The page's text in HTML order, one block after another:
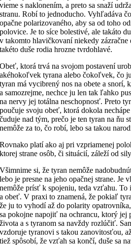
vieme s naklonením, a preto sa snaží
stranu. Robí to jednoducho. Vyhľadáva
opačne polarizovaného, aby sa od toho
polovice. Je to síce bolestivé, ale takáto
v takomto hlavičkovaní niekedy zázračne
takéto duše rodia hrozne tvrdohlavé.
Obeť, ktorá trvá na svojom postavení
akéhokoľvek tyrana alebo čokoľvek, čo
tyran má vycibrený nos na obete a snorí,
a samozrejme, nechce ju len tak ľahko
na nervy jej totálna neschopnosť. Preto
poučuje svoju obeť, ktorá dokola
čuduje nad tým, prečo je ten tyran na ňu
nemôže za to, čo robí, lebo sa takou
Rovnako platí ako aj pri vzpriamenej
ktorej strane osôb, či situácií, záleží od
Všimnime si, že tyran nemôže
lebo je presne na jeho opačnej strane. Je
nemôže prísť k spojeniu, teda vzťahu. To
a obeť. V praxi to znamená, že pokiaľ
že ju to vyhodí až do polarity
sa pokojne napojiť na ochrancu, ktorý jej
života a s tyranom sa navždy rozlúčiť.
vzdoruje tyranovi s takou zanovitosťou,
tiež spôsobí, že vzťah sa končí, duše sa